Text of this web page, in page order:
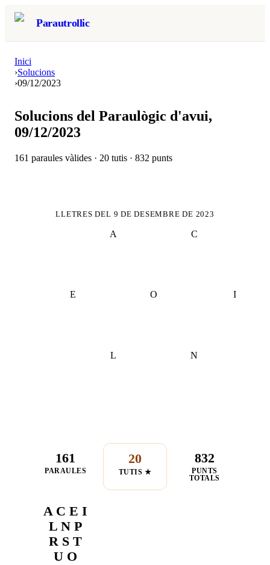
Parautrollic
Inici
›Solucions
›09/12/2023
Solucions del Paraulògic d'avui,
09/12/2023
161 paraules vàlides · 20 tutis · 832 punts
LLETRES DEL 9 DE DESEMBRE DE 2023
O
A C
E I
L N
161
PARAULES
20
TUTIS ★
832
PUNTS
TOTALS
A C E I
L N P
R S T
U O